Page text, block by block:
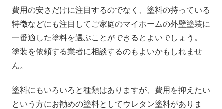
費用の安さだけに注目するのでなく、塗料の持っている
特徴などにも注目してご家庭のマイホームの外壁塗装に
一番適した塗料を選ぶことができるとよいでしょう。
塗装を依頼する業者に相談するのもよいかもしれませ
ん。
塗料にもいろいろと種類はありますが、費用を抑えたい
という方にお勧めの塗料としてウレタン塗料がありま